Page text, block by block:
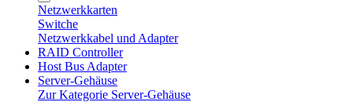
Netzwerkkarten
Switche
Netzwerkkabel und Adapter
RAID Controller
Host Bus Adapter
Server-Gehäuse
Zur Kategorie Server-Gehäuse